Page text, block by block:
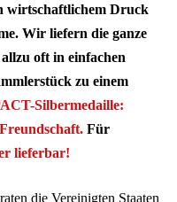
wirtschaftlichem Druck
Wir liefern die ganze
oft in einfachen
zu einem
Silbermedaille:
Für
lieferbar!
die Vereinigten Staaten